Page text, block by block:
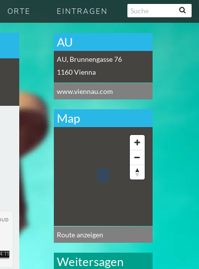
ORTE EINTRAGEN
AU
AU, Brunnengasse 76
1160Vienna
www.viennau.com
Map
Route anzeigen
Weitersagen